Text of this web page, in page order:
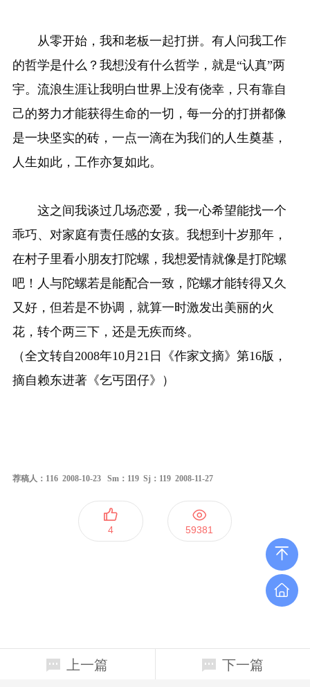
从零开始，我和老板一起打拼。有人问我工作
的哲学是什么？我想没有什么哲学，就是“认真”两
宇。流浪生涯让我明白世界上没有侥幸，只有靠自
己的努力才能获得生命的一切，每一分的打拼都像
是一块坚实的砖，一点一滴在为我们的人生奠基，
人生如此，工作亦复如此。
这之间我谈过几场恋爱，我一心希望能找一个
乖巧、对家庭有责任感的女孩。我想到十岁那年，
在村子里看小朋友打陀螺，我想爱情就像是打陀螺
吧！人与陀螺若是能配合一致，陀螺才能转得又久
又好，但若是不协调，就算一时激发出美丽的火
花，转个两三下，还是无疾而终。
（全文转自2008年10月21日《作家文摘》第16版，
摘自赖东进著《乞丐囝仔》）
荐稿人：116 2008-10-23 Sm：119 Sj：119 2008-11-27
4 59381
上一篇 下一篇